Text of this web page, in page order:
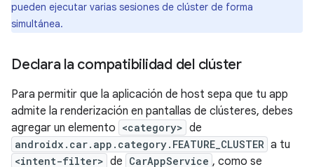
pueden ejecutar varias sesiones de clúster de forma
simultánea.
Declara la compatibilidad del clúster
Para permitir que la aplicación de host sepa que tu app
admite la renderización en pantallas de clústeres, debes
agregar un elemento <category> de
androidx.car.app.category.FEATURE_CLUSTER a tu
<intent-filter> de CarAppService , como se